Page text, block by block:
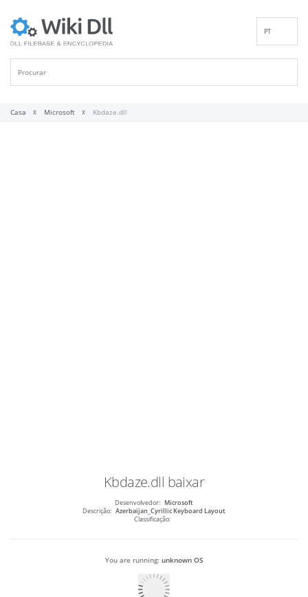
PT
Casa Microsoft Kbdaze.dll
Kbdaze.dll baixar
Desenvolvedor: Microsoft
Descrição: Azerbaijan_Cyrillic Keyboard Layout
Classificação:
You are running: unknown OS